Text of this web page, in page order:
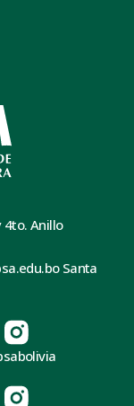
4to. Anillo
Santa